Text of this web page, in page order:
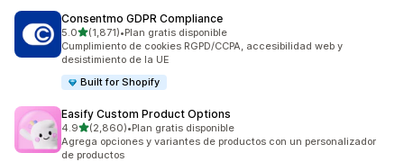
Consentmo GDPR Compliance
5.0de 5 estrellas
(1,871)
1871 reseñas en total
•Plan gratis disponible
Cumplimiento de cookies RGPD/CCPA, accesibilidad web y
desistimiento de la UE
Built for Shopify
Easify Custom Product Options
4.9de 5 estrellas
(2,860)
2860 reseñas en total
•Plan gratis disponible
Agrega opciones y variantes de productos con un personalizador
de productos